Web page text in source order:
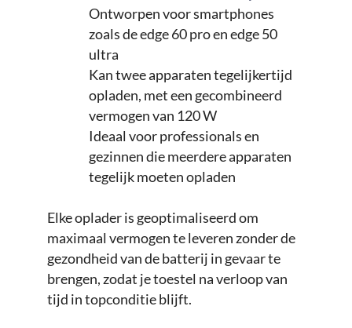
Ontworpen voor smartphones
zoals de edge 60 pro en edge 50
ultra
Kan twee apparaten tegelijkertijd
opladen, met een gecombineerd
vermogen van 120 W
Ideaal voor professionals en
gezinnen die meerdere apparaten
tegelijk moeten opladen
Elke oplader is geoptimaliseerd om
maximaal vermogen te leveren zonder de
gezondheid van de batterij in gevaar te
brengen, zodat je toestel na verloop van
tijd in topconditie blijft.